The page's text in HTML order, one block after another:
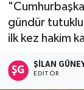
gündür tutuklu
ilk kez hakim
ŞİLAN
EDITÖR
Haber